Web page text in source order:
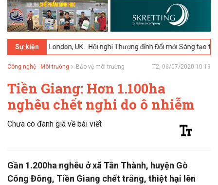
Sự kiện
2026 London, UK - Hội nghị Thượng đỉnh Đổi mới Sáng tạo trong
Công nghệ - Môi trường Bảo vệ môi trường T2, 06/07/2020 10:19
Tiền Giang: Hơn 1.100ha
nghêu chết nghi do ô nhiễm
Chưa có đánh giá về bài viết
Gần 1.200ha nghêu ở xã Tân Thành, huyện Gò
Công Đông, Tiền Giang chết trắng, thiệt hại lên